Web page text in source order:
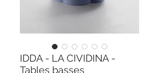
IDDA - LA CIVIDINA -
Tables basses